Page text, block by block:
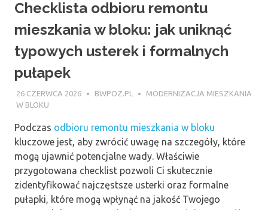
Checklista odbioru remontu
mieszkania w bloku: jak uniknąć
typowych usterek i formalnych
pułapek
26 CZERWCA 2026 BWPOZ.PL
MODERNIZACJA MIESZKANIA
W BLOKU
Podczas odbioru remontu mieszkania w bloku
kluczowe jest, aby zwrócić uwagę na szczegóły, które
mogą ujawnić potencjalne wady. Właściwie
przygotowana checklist pozwoli Ci skutecznie
zidentyfikować najczęstsze usterki oraz formalne
pułapki, które mogą wpłynąć na jakość Twojego